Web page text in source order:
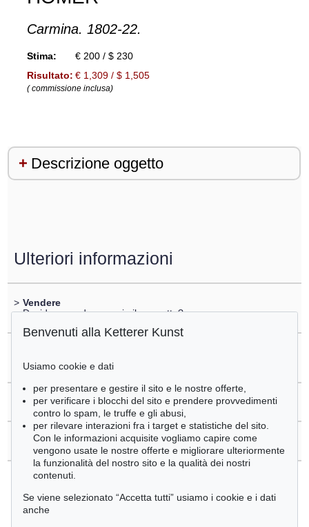
Carmina. 1802-22.
Stima:
€ 200 / $ 230
Risultato: € 1,309 / $ 1,505
( commissione inclusa)
Descrizione oggetto
Ulteriori informazioni
> Vendere
Desidera vendere un simile oggetto?
Homer
Domande sull´acquisto
Contattare esperti
Benvenuti alla Ketterer Kunst
Usiamo cookie e dati
per presentare e gestire il sito e le nostre offerte,
per verificare i blocchi del sito e prendere provvedimenti
contro lo spam, le truffe e gli abusi,
per rilevare interazioni fra i target e statistiche del sito.
Con le informazioni acquisite vogliamo capire come
vengono usate le nostre offerte e migliorare ulteriormente
la funzionalità del nostro sito e la qualità dei nostri
contenuti.
Se viene selezionato “Accetta tutti” usiamo i cookie e i dati
anche